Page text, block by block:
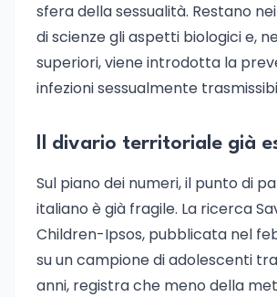
sfera della sessualità. Restano
di scienze gli aspetti biologici e,
superiori, viene introdotta la
infezioni sessualmente
Il divario territoriale già
Sul piano dei numeri, il punto di
italiano è già fragile. La ricerca
Children-Ipsos, pubblicata nel
su un campione di adolescenti tra
anni, registra che meno della